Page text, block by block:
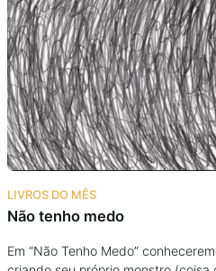
LIVROS DO MÊS
Não tenho medo
Em “Não Tenho Medo”